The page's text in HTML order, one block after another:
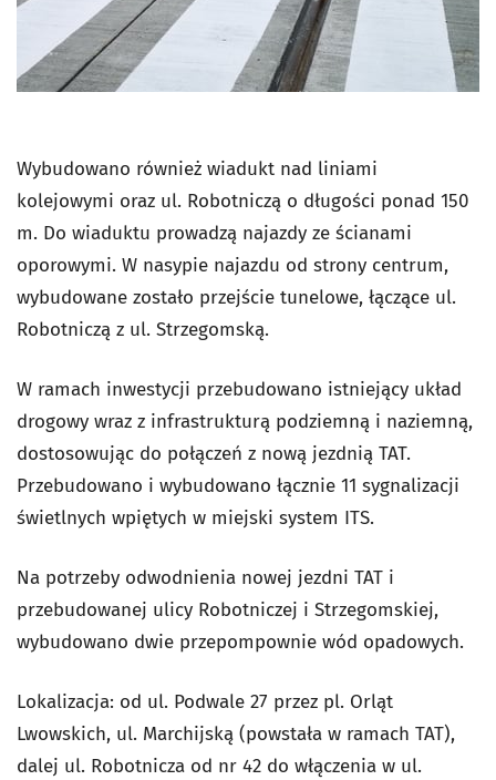
Wybudowano również wiadukt nad liniami
kolejowymi oraz ul. Robotniczą o długości ponad 150
m. Do wiaduktu prowadzą najazdy ze ścianami
oporowymi. W nasypie najazdu od strony centrum,
wybudowane zostało przejście tunelowe, łączące ul.
Robotniczą z ul. Strzegomską.
W ramach inwestycji przebudowano istniejący układ
drogowy wraz z infrastrukturą podziemną i naziemną,
dostosowując do połączeń z nową jezdnią TAT.
Przebudowano i wybudowano łącznie 11 sygnalizacji
świetlnych wpiętych w miejski system ITS.
Na potrzeby odwodnienia nowej jezdni TAT i
przebudowanej ulicy Robotniczej i Strzegomskiej,
wybudowano dwie przepompownie wód opadowych.
Lokalizacja: od ul. Podwale 27 przez pl. Orląt
Lwowskich, ul. Marchijską (powstała w ramach TAT),
dalej ul. Robotnicza od nr 42 do włączenia w ul.